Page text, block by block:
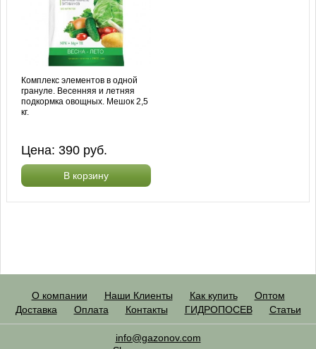
Комплекс элементов в одной
грануле. Весенняя и летняя
подкормка овощных. Мешок 2,5
кг.
Цена:390 руб.
В корзину
О компании Наши Клиенты Как купить
Оптом
Доставка
Оплата Контакты ГИДРОПОСЕВ Статьи
info@gazonov.com